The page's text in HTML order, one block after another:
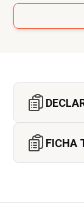
FICHA